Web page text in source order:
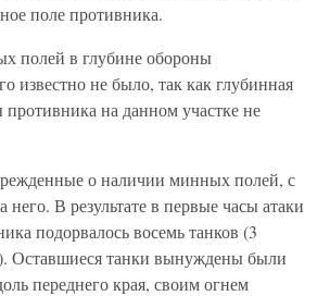
поле противника.
полей в глубине обороны
известно не было, так как глубинная
противника на данном участке не
о наличии минных полей, с
него. В результате в первые часы атаки
подорвалось восемь танков (3
танки вынуждены были
переднего края, своим огнем